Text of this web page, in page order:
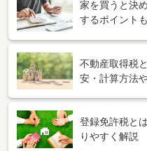
家を買うと決
するポイント
不動産取得税
安・計算方法
登録免許税と
りやすく解説